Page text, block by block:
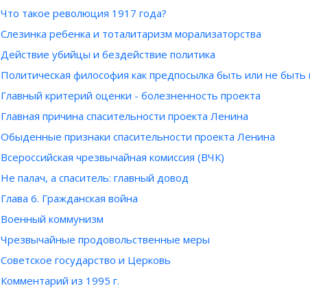
Что такое революция 1917 года?
Слезинка ребенка и тоталитаризм морализаторства
Действие убийцы и бездействие политика
Политическая философия как предпосылка быть или не быть
Главный критерий оценки - болезненность проекта
Главная причина спасительности проекта Ленина
Обыденные признаки спасительности проекта Ленина
Всероссийская чрезвычайная комиссия (ВЧК)
Не палач, а спаситель: главный довод
Глава 6. Гражданская война
Военный коммунизм
Чрезвычайные продовольственные меры
Советское государство и Церковь
Комментарий из 1995 г.